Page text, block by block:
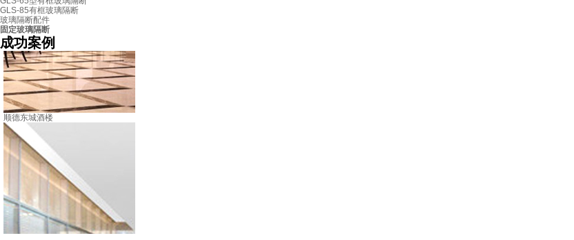
GLS-85有框玻璃隔断
玻璃隔断配件
固定玻璃隔断
成功案例
顺德东城酒楼